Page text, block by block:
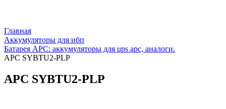
Главная
Аккумуляторы для ибп
Батарея APC: аккумуляторы для ups apc, аналоги.
APC SYBTU2-PLP
APC SYBTU2-PLP